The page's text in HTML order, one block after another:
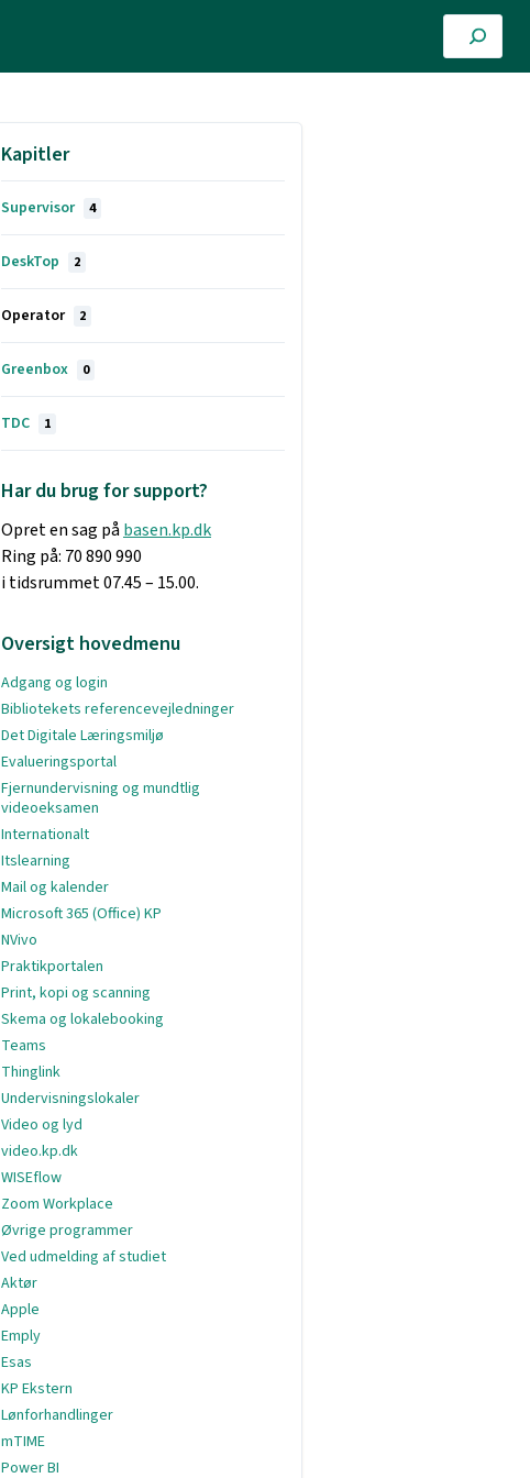
Kapitler
Supervisor 4
DeskTop 2
Operator 2
Greenbox 0
TDC 1
Har du brug for support?
Opret en sag på basen.kp.dk
Ring på: 70 890 990
i tidsrummet 07.45 – 15.00.
Oversigt hovedmenu
Adgang og login
Bibliotekets referencevejledninger
Det Digitale Læringsmiljø
Evalueringsportal
Fjernundervisning og mundtlig
videoeksamen
Internationalt
Itslearning
Mail og kalender
Microsoft 365 (Office) KP
NVivo
Praktikportalen
Print, kopi og scanning
Skema og lokalebooking
Teams
Thinglink
Undervisningslokaler
Video og lyd
video.kp.dk
WISEflow
Zoom Workplace
Øvrige programmer
Ved udmelding af studiet
Aktør
Apple
Emply
Esas
KP Ekstern
Lønforhandlinger
mTIME
Power BI